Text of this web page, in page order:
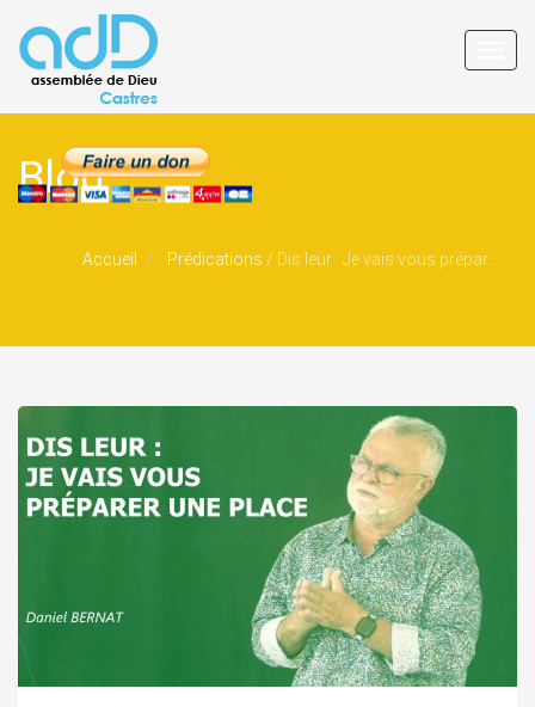
Blog
Accueil Prédications / Dis leur : Je vais vous préparer une place